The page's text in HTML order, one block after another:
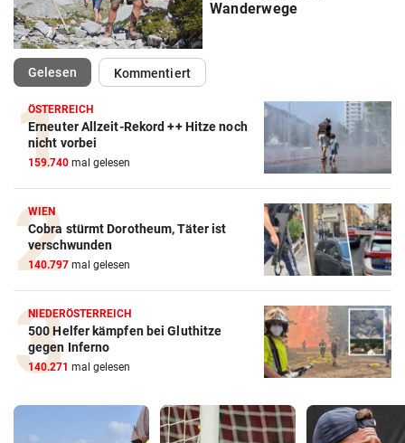
Wanderwege
Gelesen(ausgewählt)Kommentiert
ÖSTERREICH
Erneuter Allzeit-Rekord ++ Hitze noch
nicht vorbei
159.740 mal gelesen
WIEN
Cobra stürmt Dorotheum, Täter ist
verschwunden
140.797 mal gelesen
NIEDERÖSTERREICH
500 Helfer kämpfen bei Gluthitze
gegen Inferno
140.271 mal gelesen